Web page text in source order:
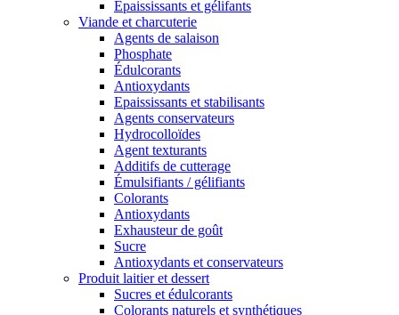
Epaississants et gélifants
Viande et charcuterie
Agents de salaison
Phosphate
Édulcorants
Antioxydants
Epaississants et stabilisants
Agents conservateurs
Hydrocolloïdes
Agent texturants
Additifs de cutterage
Émulsifiants / gélifiants
Colorants
Antioxydants
Exhausteur de goût
Sucre
Antioxydants et conservateurs
Produit laitier et dessert
Sucres et édulcorants
Colorants naturels et synthétiques